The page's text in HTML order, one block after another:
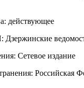
действующее
Сетевое издание
Российская